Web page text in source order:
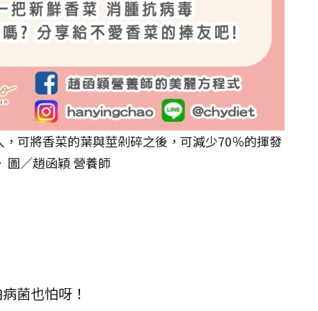
可將香菜的葉與莖剁碎之後，可減少70％的揮發
圖／趙函穎 營養師
菌也怕呀！